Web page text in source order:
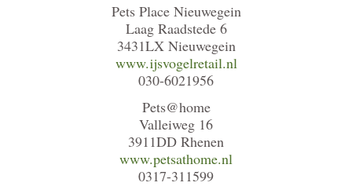
Pets Place Nieuwegein
Laag Raadstede 6
3431LX Nieuwegein
www.ijsvogelretail.nl
030-6021956
Pets@home
Valleiweg 16
3911DD Rhenen
www.petsathome.nl
0317-311599